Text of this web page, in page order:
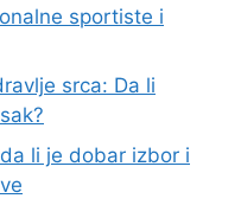
sportiste i
srca: Da li
li je dobar izbor i